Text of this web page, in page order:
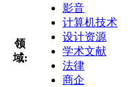
领
域:
影音
计算机技术
设计资源
学术文献
法律
商企